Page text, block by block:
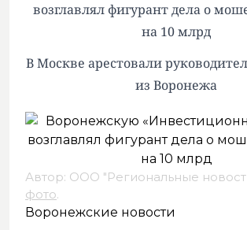
возглавлял фигурант дела о
на 10 млрд
В Москве арестовали
из Воронежа
Автор: ООО "Региональные
фото.
Воронежские новости